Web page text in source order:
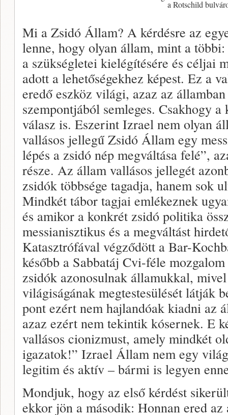
a Rotschild
Mi a Zsidó Állam? A kérdésre az
lenne, hogy olyan állam, mint a
a szükségletei kielégítésére és céljai
adott a lehetőségekhez képest. Ez a
eredő eszköz világi, azaz az
szempontjából semleges. Csakhogy
válasz is. Eszerint Izrael nem olyan
vallásos jellegű Zsidó Állam egy
lépés a zsidó nép megváltása felé”,
része. Az állam vallásos jellegét
zsidók többsége tagadja, hanem sok
Mindkét tábor tagjai emlékeznek
és amikor a konkrét zsidó politika
messianisztikus és a megváltást
Katasztrófával végződött a Bar-
később a Sabbatáj Cvi-féle
zsidók azonosulnak államukkal,
világiságának megtestesülését látják
pont ezért nem hajlandóak kiadni az
azaz ezért nem tekintik kósernek. E
vallásos cionizmust, amely mindkét
igazatok!” Izrael Állam nem egy
legitim és aktív – bármi is legyen
Mondjuk, hogy az első kérdést
ekkor jön a második: Honnan ered